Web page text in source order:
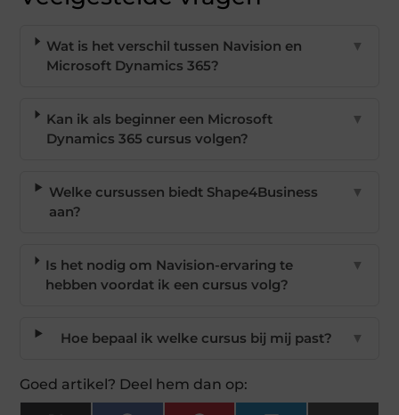
Wat is het verschil tussen Navision en
Microsoft Dynamics 365?
▼
Kan ik als beginner een Microsoft
Dynamics 365 cursus volgen?
▼
Welke cursussen biedt Shape4Business
aan?
▼
Is het nodig om Navision-ervaring te
hebben voordat ik een cursus volg?
▼
Hoe bepaal ik welke cursus bij mij past? ▼
Goed artikel? Deel hem dan op: